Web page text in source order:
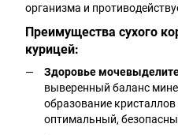
организма и
Преимущества сухого
курицей:
Здоровье
выверенный баланс
образование
оптимальный,